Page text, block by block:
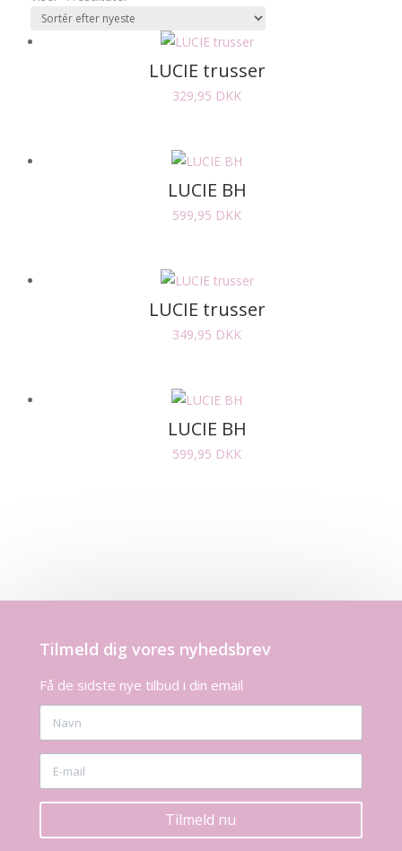
efter
seneste
LUCIE trusser
329,95 DKK
LUCIE BH
599,95 DKK
LUCIE trusser
349,95 DKK
LUCIE BH
599,95 DKK
Tilmeld dig vores nyhedsbrev
Få de sidste nye tilbud i din email
Tilmeld nu